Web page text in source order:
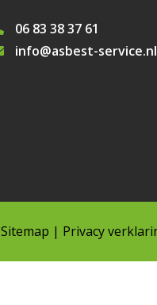
06 83 38 37 61
info@asbest-service.nl
Sitemap | Privacy